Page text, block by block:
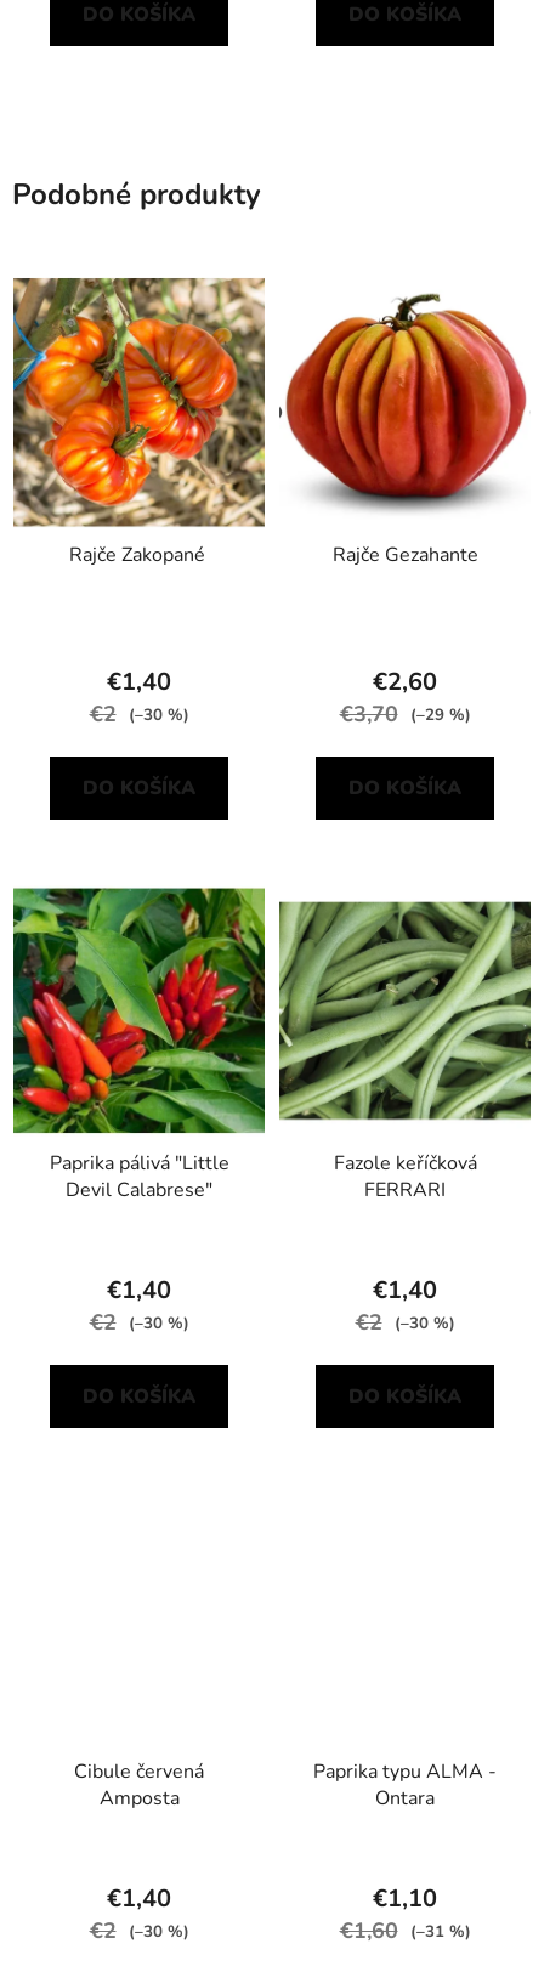
DO KOŠÍKA DO KOŠÍKA
Podobné produkty
Rajče Zakopané
€1,40
€2 (–30 %)
DO KOŠÍKA
Rajče Gezahante
€2,60
€3,70 (–29 %)
DO KOŠÍKA
Paprika pálivá "Little
Devil Calabrese"
€1,40
€2 (–30 %)
DO KOŠÍKA
Fazole keříčková
FERRARI
€1,40
€2 (–30 %)
DO KOŠÍKA
Cibule červená
Amposta
€1,40
€2 (–30 %)
Paprika typu ALMA -
Ontara
€1,10
€1,60 (–31 %)